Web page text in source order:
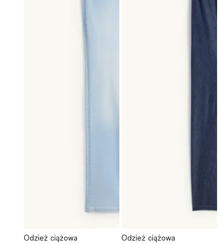
Odzież ciążowa
Odzież ciążowa